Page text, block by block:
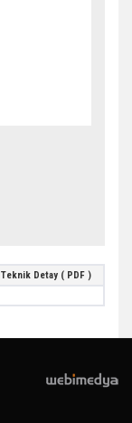
Teknik Detay ( PDF )